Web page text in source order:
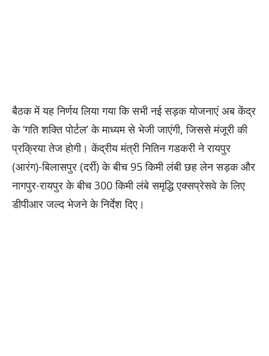
बैठक में यह निर्णय लिया गया कि सभी नई सड़क योजनाएं अब केंद्र
के ‘गति शक्ति पोर्टल’ के माध्यम से भेजी जाएंगी, जिससे मंजूरी की
प्रक्रिया तेज होगी। केंद्रीय मंत्री नितिन गडकरी ने रायपुर
(आरंग)-बिलासपुर (दर्री) के बीच 95 किमी लंबी छह लेन सड़क और
नागपुर-रायपुर के बीच 300 किमी लंबे समृद्धि एक्सप्रेसवे के लिए
डीपीआर जल्द भेजने के निर्देश दिए।